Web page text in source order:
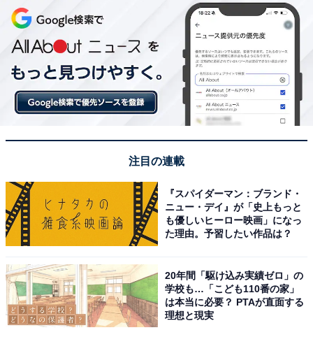
現在51歳の中居さんは、アイドルグループ・SMAPの元
メンバー。『FNS27時間テレビ』では1998年に初の総合
司会を務めると、SMAP全員で務めた年を含め計8度にわ
たり大役を担っています。長年さまざまなバラエティ番
組の司会を担当している中居さんには、以下のようなコ
メントが寄せられました。
「司会進行役と言えばやっぱり中居正広ではないかと思
ったからです」（50代女性／茨城県）
「今まで中居くんが出ていた回が面白かったから」（20
代女性／東京都）
上手だから」（40代女性／神奈川県）
「50歳を過ぎたこのタイミングで、27時間を司会者とし
注目の連載
『スパイダーマン：ブランド・
ニュー・デイ』が「史上もっと
も優しいヒーロー映画」になっ
た理由。予習したい作品は？
20年間「駆け込み実績ゼロ」の
学校も…「こども110番の家」
は本当に必要？ PTAが直面する
理想と現実